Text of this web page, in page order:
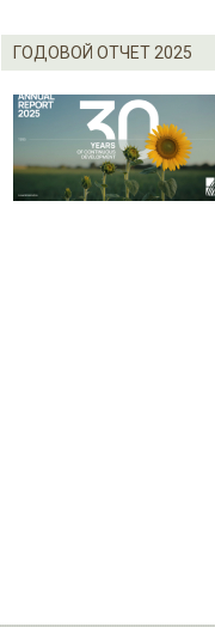
ГОДОВОЙ ОТЧЕТ 2025